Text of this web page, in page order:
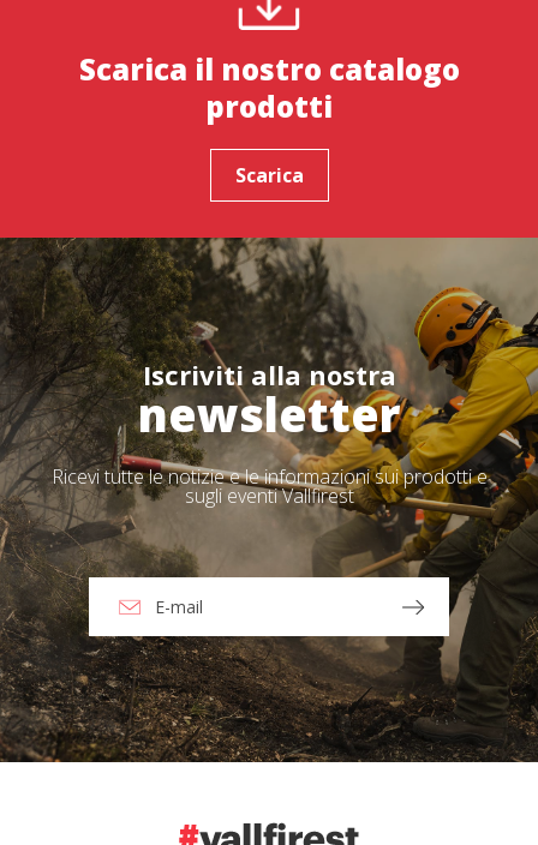
Scarica il nostro catalogo
prodotti
Scarica
Iscriviti alla nostra
newsletter
Ricevi tutte le notizie e le informazioni sui prodotti e
sugli eventi Vallfirest